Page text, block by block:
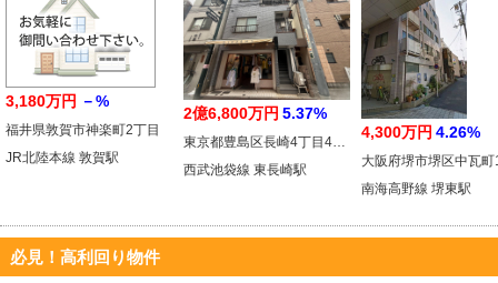
3,180万円 －%
福井県敦賀市神楽町2丁目
JR北陸本線 敦賀駅
2億6,800万円 5.37%
東京都豊島区長崎4丁目4…
西武池袋線 東長崎駅
4,300万円 4.26%
大阪府堺市堺区中瓦町
南海高野線 堺東駅
必見！高利回り物件